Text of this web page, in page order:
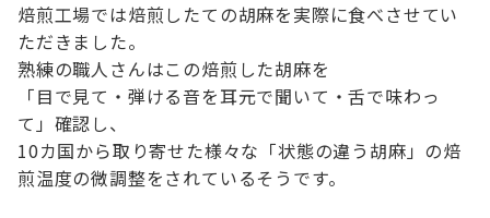
焙煎工場では焙煎したての胡麻を実際に食べさせてい
ただきました。
熟練の職人さんはこの焙煎した胡麻を
「目で見て・弾ける音を耳元で聞いて・舌で味わっ
て」確認し、
10カ国から取り寄せた様々な「状態の違う胡麻」の焙
煎温度の微調整をされているそうです。